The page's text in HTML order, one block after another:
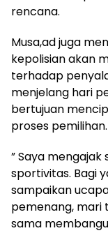
rencana.
Musa,ad juga
kepolisian akan
terhadap
menjelang hari
bertujuan
proses pemilihan.
” Saya
sportivitas. Bagi
sampaikan
pemenang, mari
sama